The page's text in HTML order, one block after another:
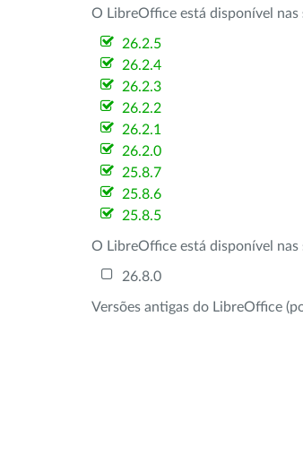
O LibreOffice está disponível nas
26.2.5
26.2.4
26.2.3
26.2.2
26.2.1
26.2.0
25.8.7
25.8.6
25.8.5
O LibreOffice está disponível nas
26.8.0
Versões antigas do LibreOffice